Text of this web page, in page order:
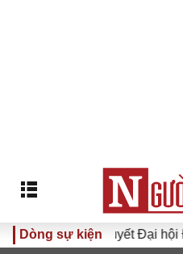
Dòng sự kiện
Nghị quyết Đại hội Đảng